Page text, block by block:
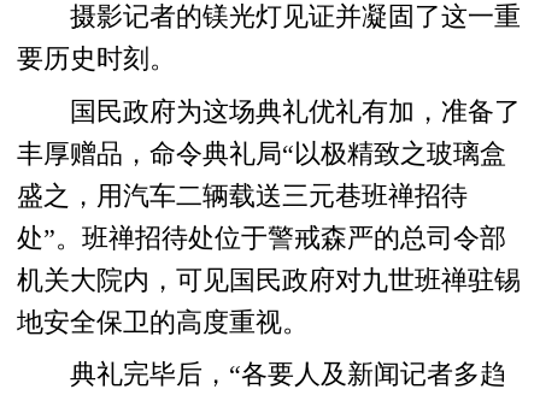
摄影记者的镁光灯见证并凝固了这一重
要历史时刻。
国民政府为这场典礼优礼有加，准备了
丰厚赠品，命令典礼局“以极精致之玻璃盒
盛之，用汽车二辆载送三元巷班禅招待
处”。班禅招待处位于警戒森严的总司令部
机关大院内，可见国民政府对九世班禅驻锡
地安全保卫的高度重视。
典礼完毕后，“各要人及新闻记者多趋